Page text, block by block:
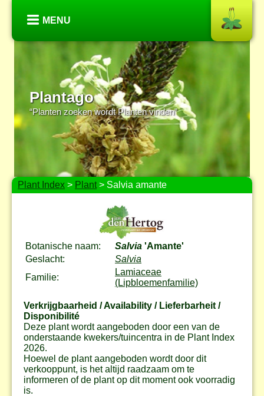
MENU
Plantago
“Planten zoeken wordt Planten vinden”
Plant Index > Plant> Salvia amante
Botanische naam: Salvia 'Amante'
Geslacht:
Salvia
Familie:
Lamiaceae
(Lipbloemenfamilie)
Verkrijgbaarheid / Availability / Lieferbarheit /
Disponibilité
Deze plant wordt aangeboden door een van de
onderstaande kwekers/tuincentra in de Plant Index
2026.
Hoewel de plant aangeboden wordt door dit
verkooppunt, is het altijd raadzaam om te
informeren of de plant op dit moment ook voorradig
is.